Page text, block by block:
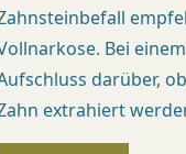
Bei
darüber,
extrahiert